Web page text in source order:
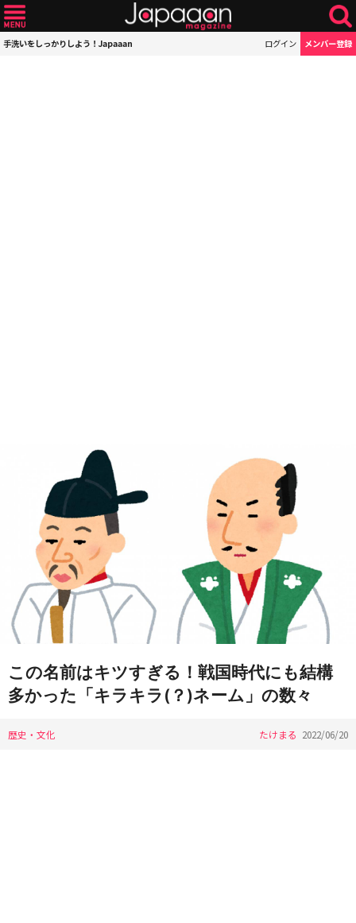
手洗いをしっかりしよう！Japaaan ログイン メンバー登録
この名前はキツすぎる！戦国時代にも結構
多かった「キラキラ(？)ネーム」の数々
歴史・文化 たけまる 2022/06/20